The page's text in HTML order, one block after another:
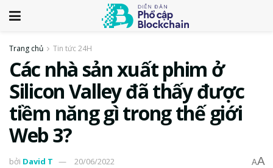
Trang chủ Tin tức 24H
Các nhà sản xuất phim ở
Silicon Valley đã thấy được
tiềm năng gì trong thế giới
Web 3?
bởi David T 20/06/2022 AA